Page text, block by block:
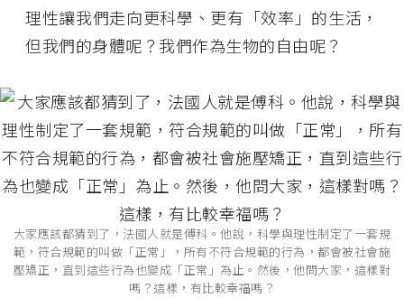
理性讓我們走向更科學、更有「效率」的生活，
但我們的身體呢？我們作為生物的自由呢？
大家應該都猜到了，法國人就是傅科。他說，科學與理性制定了一套規
範，符合規範的叫做「正常」，所有不符合規範的行為，都會被社會施
壓矯正，直到這些行為也變成「正常」為止。然後，他問大家，這樣對
嗎？這樣，有比較幸福嗎？